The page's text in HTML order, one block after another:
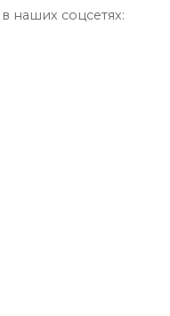
наших соцсетях: